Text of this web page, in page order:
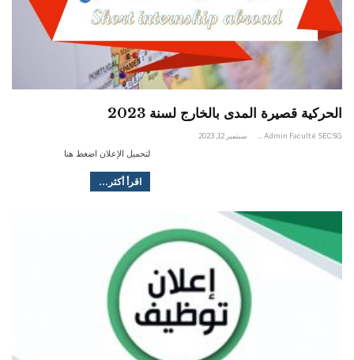
الحركية قصيرة المدى بالخارج لسنة 2023
Admin Faculté SECSG سبتمبر 12, 2023
لتحميل الإعلان اضغط هنا
اقرأ أكثر...